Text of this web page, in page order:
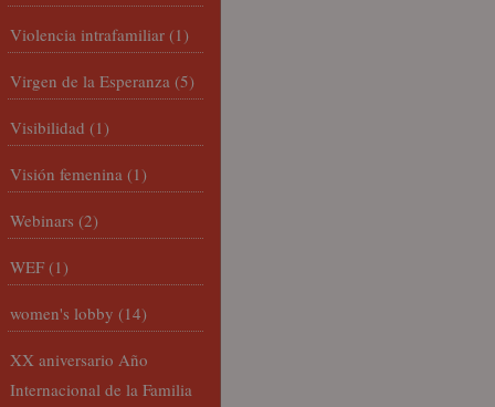
Violencia intrafamiliar (1)
Virgen de la Esperanza (5)
Visibilidad (1)
Visión femenina (1)
Webinars (2)
WEF (1)
women's lobby (14)
XX aniversario Año
Internacional de la Familia